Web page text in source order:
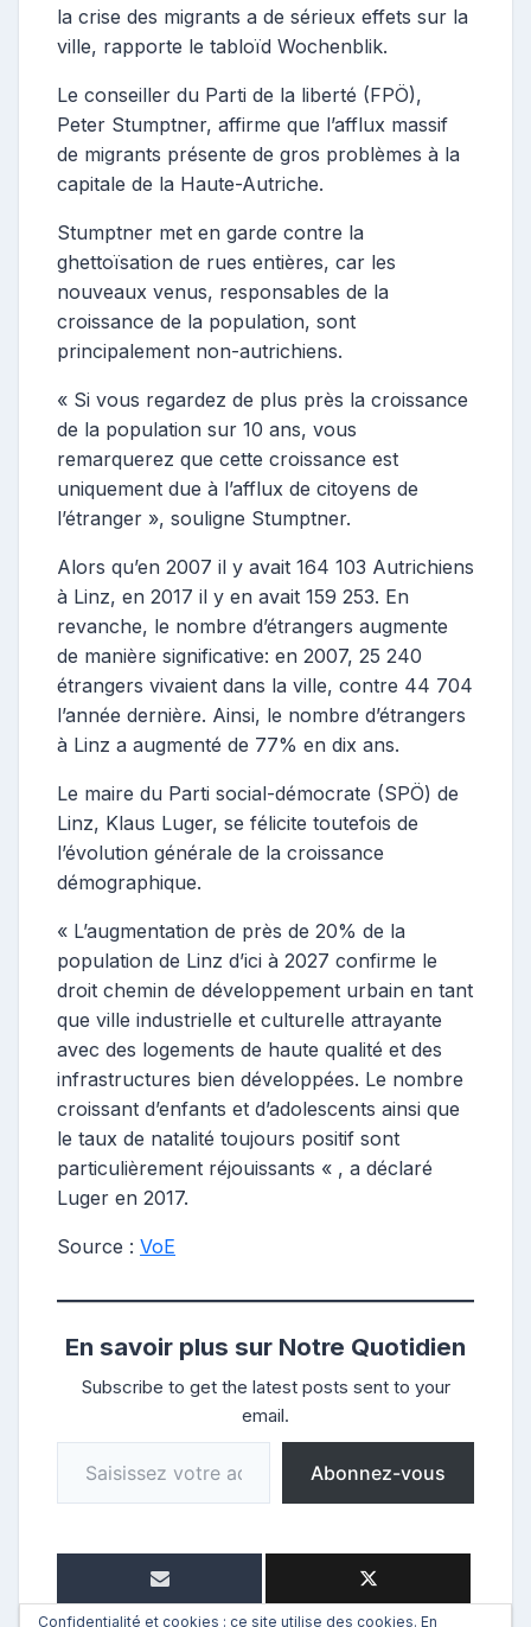
la crise des migrants a de sérieux effets sur la
ville, rapporte le tabloïd Wochenblik.
Le conseiller du Parti de la liberté (FPÖ),
Peter Stumptner, affirme que l’afflux massif
de migrants présente de gros problèmes à la
capitale de la Haute-Autriche.
Stumptner met en garde contre la
ghettoïsation de rues entières, car les
nouveaux venus, responsables de la
croissance de la population, sont
principalement non-autrichiens.
« Si vous regardez de plus près la croissance
de la population sur 10 ans, vous
remarquerez que cette croissance est
uniquement due à l’afflux de citoyens de
l’étranger », souligne Stumptner.
Alors qu’en 2007 il y avait 164 103 Autrichiens
à Linz, en 2017 il y en avait 159 253. En
revanche, le nombre d’étrangers augmente
de manière significative: en 2007, 25 240
étrangers vivaient dans la ville, contre 44 704
l’année dernière. Ainsi, le nombre d’étrangers
à Linz a augmenté de 77% en dix ans.
Le maire du Parti social-démocrate (SPÖ) de
Linz, Klaus Luger, se félicite toutefois de
l’évolution générale de la croissance
démographique.
« L’augmentation de près de 20% de la
population de Linz d’ici à 2027 confirme le
droit chemin de développement urbain en tant
que ville industrielle et culturelle attrayante
avec des logements de haute qualité et des
infrastructures bien développées. Le nombre
croissant d’enfants et d’adolescents ainsi que
le taux de natalité toujours positif sont
particulièrement réjouissants « , a déclaré
Luger en 2017.
Source : VoE
En savoir plus sur Notre Quotidien
Subscribe to get the latest posts sent to your
email.
Saisissez votre adresse e-mail…
Abonnez-vous
Confidentialité et cookies : ce site utilise des cookies. En